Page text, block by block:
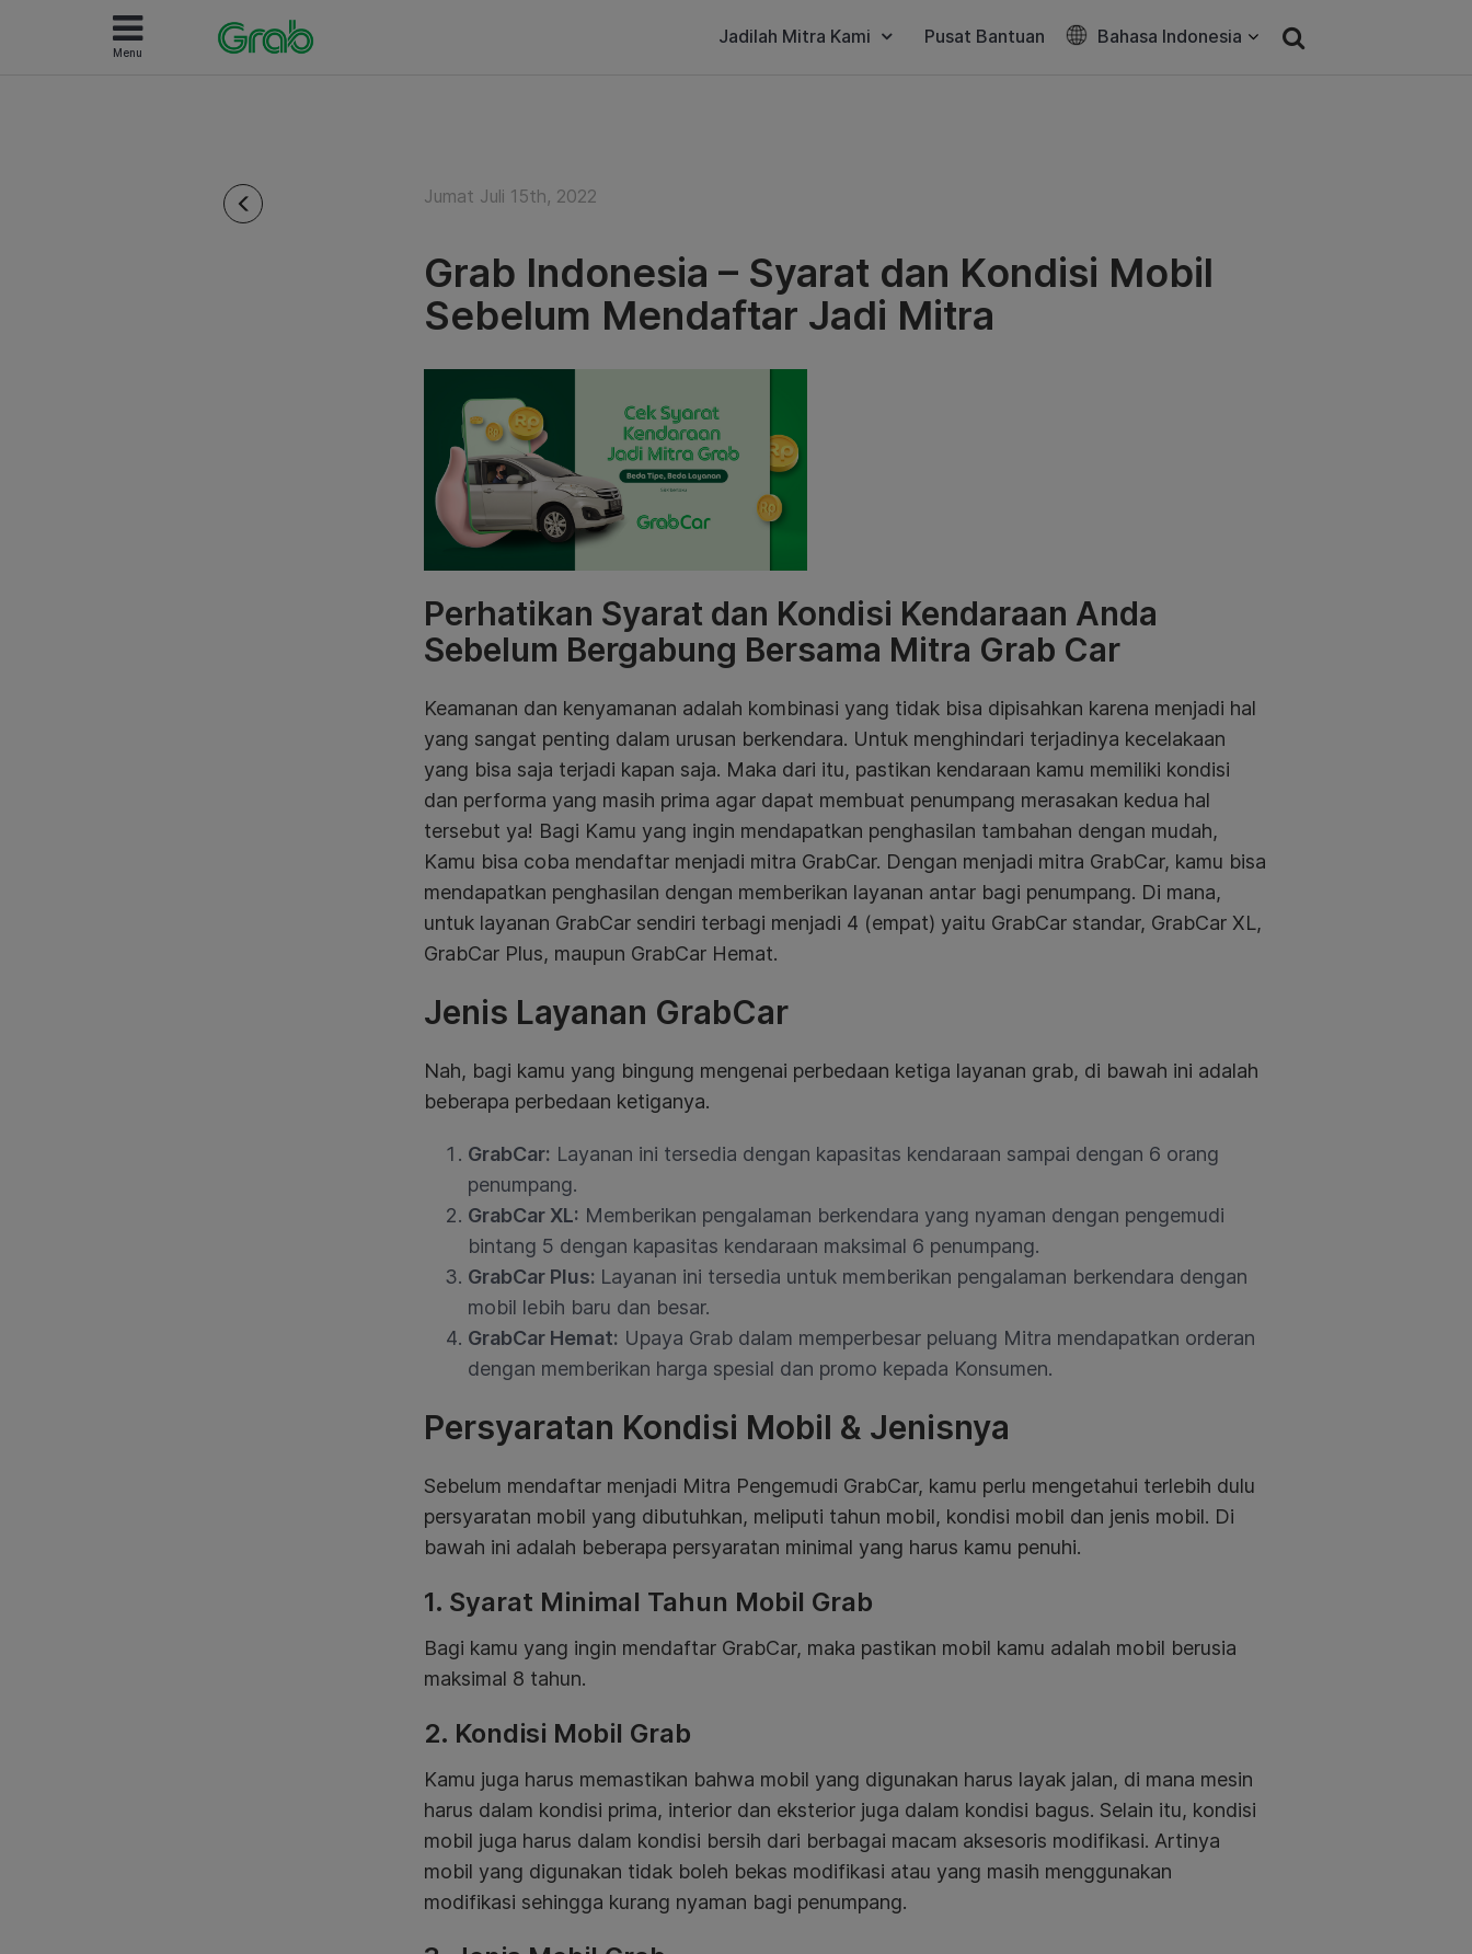
Menu
Jadilah Mitra Kami Pusat Bantuan Bahasa Indonesia
Jumat Juli 15th, 2022
Grab Indonesia – Syarat dan Kondisi Mobil
Sebelum Mendaftar Jadi Mitra
Perhatikan Syarat dan Kondisi Kendaraan Anda
Sebelum Bergabung Bersama Mitra Grab Car
Keamanan dan kenyamanan adalah kombinasi yang tidak bisa dipisahkan karena menjadi hal
yang sangat penting dalam urusan berkendara. Untuk menghindari terjadinya kecelakaan
yang bisa saja terjadi kapan saja. Maka dari itu, pastikan kendaraan kamu memiliki kondisi
dan performa yang masih prima agar dapat membuat penumpang merasakan kedua hal
tersebut ya! Bagi Kamu yang ingin mendapatkan penghasilan tambahan dengan mudah,
Kamu bisa coba mendaftar menjadi mitra GrabCar. Dengan menjadi mitra GrabCar, kamu bisa
mendapatkan penghasilan dengan memberikan layanan antar bagi penumpang. Di mana,
untuk layanan GrabCar sendiri terbagi menjadi 4 (empat) yaitu GrabCar standar, GrabCar XL,
GrabCar Plus, maupun GrabCar Hemat.
Jenis Layanan GrabCar
Nah, bagi kamu yang bingung mengenai perbedaan ketiga layanan grab, di bawah ini adalah
beberapa perbedaan ketiganya.
GrabCar: Layanan ini tersedia dengan kapasitas kendaraan sampai dengan 6 orang
penumpang.
GrabCar XL: Memberikan pengalaman berkendara yang nyaman dengan pengemudi
bintang 5 dengan kapasitas kendaraan maksimal 6 penumpang.
GrabCar Plus: Layanan ini tersedia untuk memberikan pengalaman berkendara dengan
mobil lebih baru dan besar.
GrabCar Hemat: Upaya Grab dalam memperbesar peluang Mitra mendapatkan orderan
dengan memberikan harga spesial dan promo kepada Konsumen.
Persyaratan Kondisi Mobil & Jenisnya
Sebelum mendaftar menjadi Mitra Pengemudi GrabCar, kamu perlu mengetahui terlebih dulu
persyaratan mobil yang dibutuhkan, meliputi tahun mobil, kondisi mobil dan jenis mobil. Di
bawah ini adalah beberapa persyaratan minimal yang harus kamu penuhi.
1. Syarat Minimal Tahun Mobil Grab
Bagi kamu yang ingin mendaftar GrabCar, maka pastikan mobil kamu adalah mobil berusia
maksimal 8 tahun.
2. Kondisi Mobil Grab
Kamu juga harus memastikan bahwa mobil yang digunakan harus layak jalan, di mana mesin
harus dalam kondisi prima, interior dan eksterior juga dalam kondisi bagus. Selain itu, kondisi
mobil juga harus dalam kondisi bersih dari berbagai macam aksesoris modifikasi. Artinya
mobil yang digunakan tidak boleh bekas modifikasi atau yang masih menggunakan
modifikasi sehingga kurang nyaman bagi penumpang.